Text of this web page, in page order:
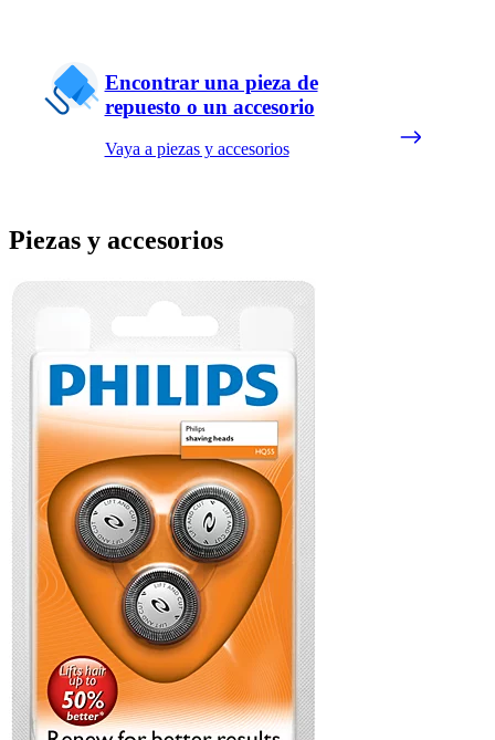
Encontrar una pieza de
repuesto o un accesorio
Vaya a piezas y accesorios
Piezas y accesorios